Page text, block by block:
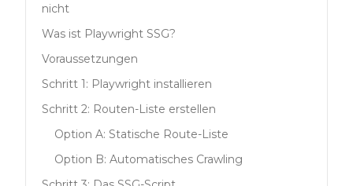
nicht
Was ist Playwright SSG?
Voraussetzungen
Schritt 1: Playwright installieren
Schritt 2: Routen-Liste erstellen
Option A: Statische Route-Liste
Option B: Automatisches Crawling